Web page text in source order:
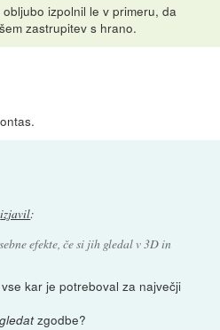
izpolnil le v primeru, da
zastrupitev s hrano.
izjavil:
efekte, če si jih gledal v 3D in
kar je potreboval za največji
gledatzgodbe?